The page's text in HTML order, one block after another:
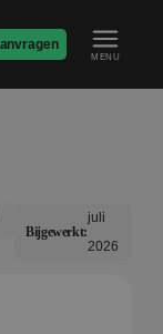
MENU
Bijgewerkt:
juli
2026